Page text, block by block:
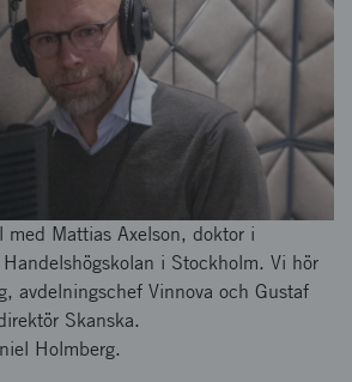
med Mattias Axelson, doktor i
i Stockholm. Vi hör
avdelningschef Vinnova och Gustaf
Skanska.
Holmberg.